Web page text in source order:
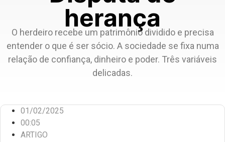
herança
O herdeiro recebe um patrimônio dividido e precisa
entender o que é ser sócio. A sociedade se fixa numa
relação de confiança, dinheiro e poder. Três variáveis
delicadas.
01/02/2025
00:05
ARTIGO